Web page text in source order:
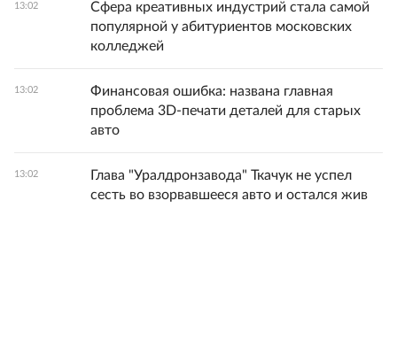
13:02
Сфера креативных индустрий стала самой
популярной у абитуриентов московских
колледжей
13:02
Финансовая ошибка: названа главная
проблема 3D-печати деталей для старых
авто
13:02
Глава "Уралдронзавода" Ткачук не успел
сесть во взорвавшееся авто и остался жив